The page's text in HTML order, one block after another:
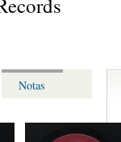
Notas